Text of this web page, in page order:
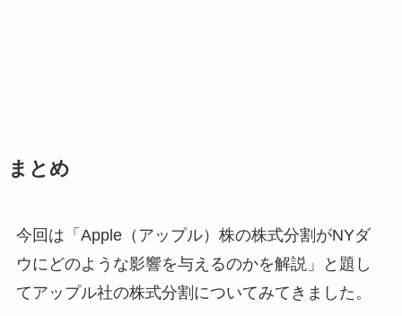
まとめ
今回は「Apple（アップル）株の株式分割がNYダ
ウにどのような影響を与えるのかを解説」と題し
てアップル社の株式分割についてみてきました。